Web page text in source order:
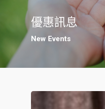
優惠訊息
New Events